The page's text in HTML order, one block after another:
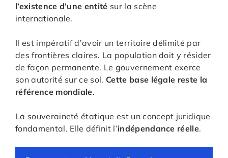
l’existence d’une entité sur la scène
internationale.
Il est impératif d’avoir un territoire délimité par
des frontières claires. La population doit y résider
de façon permanente. Le gouvernement exerce
son autorité sur ce sol. Cette base légale reste la
référence mondiale.
La souveraineté étatique est un concept juridique
fondamental. Elle définit l’indépendance réelle.